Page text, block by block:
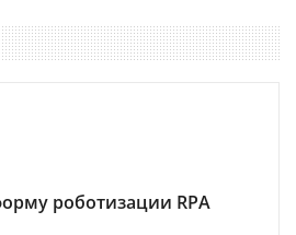
роботизации RPA